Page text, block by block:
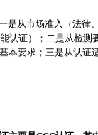
是从市场准入（法
认证）；二是从检
本要求；三是从认